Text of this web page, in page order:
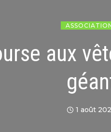
aux
1 août